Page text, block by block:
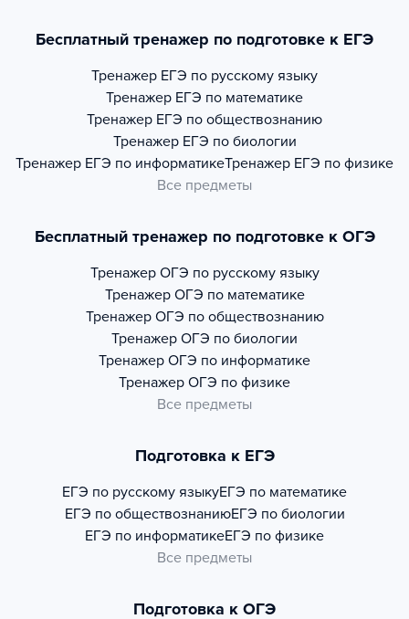
Бесплатный тренажер по подготовке к ЕГЭ
Тренажер ЕГЭ по русскому языку
Тренажер ЕГЭ по математике
Тренажер ЕГЭ по обществознанию
Тренажер ЕГЭ по биологии
Тренажер ЕГЭ по информатикеТренажер ЕГЭ по физике
Все предметы
Бесплатный тренажер по подготовке к ОГЭ
Тренажер ОГЭ по русскому языку
Тренажер ОГЭ по математике
Тренажер ОГЭ по обществознанию
Тренажер ОГЭ по биологии
Тренажер ОГЭ по информатике
Тренажер ОГЭ по физике
Все предметы
Подготовка к ЕГЭ
ЕГЭ по русскому языкуЕГЭ по математике
ЕГЭ по обществознаниюЕГЭ по биологии
ЕГЭ по информатикеЕГЭ по физике
Все предметы
Подготовка к ОГЭ